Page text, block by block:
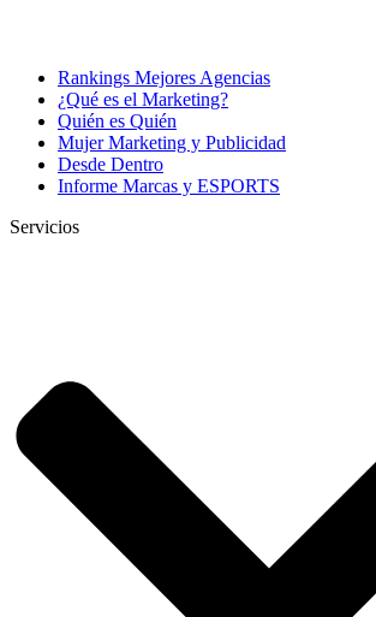
Rankings Mejores Agencias
¿Qué es el Marketing?
Quién es Quién
Mujer Marketing y Publicidad
Desde Dentro
Informe Marcas y ESPORTS
Servicios